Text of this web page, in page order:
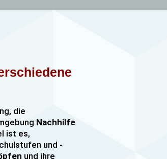
die
Nachhilfe
ist es,
und -
und ihre